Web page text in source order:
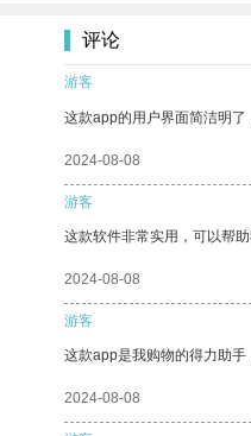
评论
游客
这款app的用户界面简洁明了
2024-08-08
游客
这款软件非常实用，可以帮助
2024-08-08
游客
这款app是我购物的得力助手
2024-08-08